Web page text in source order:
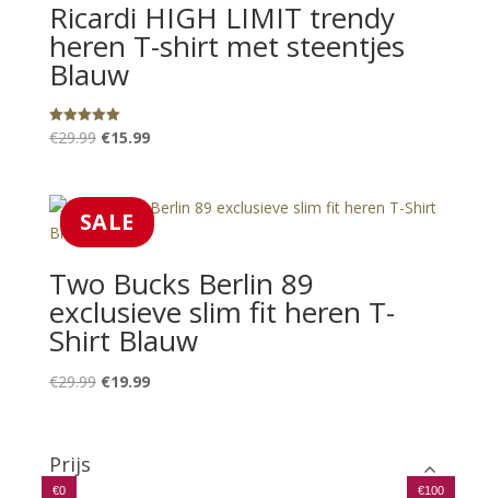
Ricardi HIGH LIMIT trendy
heren T-shirt met steentjes
Blauw
Gewaardeerd
5.00
€29.99 Oorspronkelijke
€29.99.
€15.99Huidige
€15.99.
SALE
Two Bucks Berlin 89
exclusieve slim fit heren T-
Shirt Blauw
€29.99 Oorspronkelijke
€19.99Huidige
Prijs
€0 €100